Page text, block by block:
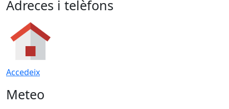
Adreces i telèfons
Accedeix
Meteo